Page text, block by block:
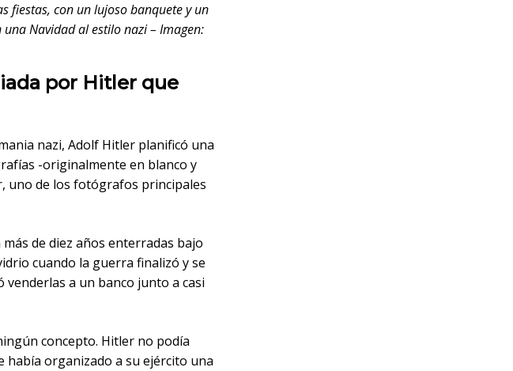
fiestas, con un lujoso banquete y un
Navidad al estilo nazi– Imagen:
por Hitler que
nazi, Adolf Hitler planificó una
-originalmente en blanco y
uno de los fotógrafos principales
de diez años enterradas bajo
cuando la guerra finalizó y se
venderlas a un banco junto a casi
concepto. Hitler no podía
había organizado a su ejército una